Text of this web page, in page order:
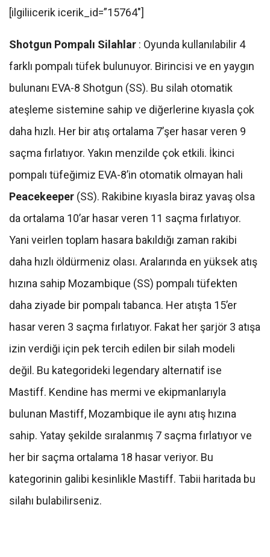
[ilgiliicerik icerik_id=”15764″]
Shotgun Pompalı Silahlar : Oyunda kullanılabilir 4
farklı pompalı tüfek bulunuyor. Birincisi ve en yaygın
bulunanı EVA-8 Shotgun (SS). Bu silah otomatik
ateşleme sistemine sahip ve diğerlerine kıyasla çok
daha hızlı. Her bir atış ortalama 7’şer hasar veren 9
saçma fırlatıyor. Yakın menzilde çok etkili. İkinci
pompalı tüfeğimiz EVA-8’in otomatik olmayan hali
Peacekeeper (SS). Rakibine kıyasla biraz yavaş olsa
da ortalama 10’ar hasar veren 11 saçma fırlatıyor.
Yani veirlen toplam hasara bakıldığı zaman rakibi
daha hızlı öldürmeniz olası. Aralarında en yüksek atış
hızına sahip Mozambique (SS) pompalı tüfekten
daha ziyade bir pompalı tabanca. Her atışta 15’er
hasar veren 3 saçma fırlatıyor. Fakat her şarjör 3 atışa
izin verdiği için pek tercih edilen bir silah modeli
değil. Bu kategorideki legendary alternatif ise
Mastiff. Kendine has mermi ve ekipmanlarıyla
bulunan Mastiff, Mozambique ile aynı atış hızına
sahip. Yatay şekilde sıralanmış 7 saçma fırlatıyor ve
her bir saçma ortalama 18 hasar veriyor. Bu
kategorinin galibi kesinlikle Mastiff. Tabii haritada bu
silahı bulabilirseniz.